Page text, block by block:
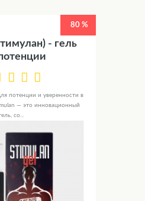
80 %
- гель
потенции и уверенности в
— это инновационный
со...